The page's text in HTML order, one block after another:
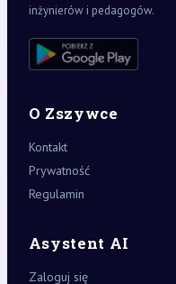
inżynierów i pedagogów.
O Zszywce
Kontakt
Prywatność
Regulamin
Asystent AI
Zaloguj się